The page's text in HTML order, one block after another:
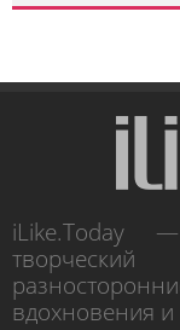
iLike.Today
вдохновения и